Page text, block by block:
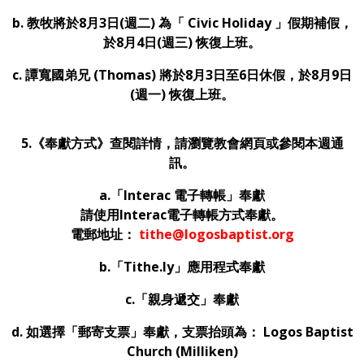
b. 教牧將於8月3日(週二) 為「 Civic Holiday 」假期補假，
於8月4日(週三) 恢復上班。
c. 譚寬國弟兄 (Thomas) 將於8月3日至6日休假，於8月9日
(週一) 恢復上班。
5.《奉獻方式》查閱詳情，請瀏覽教會網頁或參閱本週通
訊。
a. 「Interac 電子轉帳」奉獻
請使用Interac電子轉帳方式奉獻。
電郵地址： tithe@logosbaptist.org
b. 「Tithe.ly」應用程式奉獻
c. 「親身遞交」奉獻
d. 如選擇「郵寄支票」奉獻，支票抬頭為： Logos Baptist
Church (Milliken)